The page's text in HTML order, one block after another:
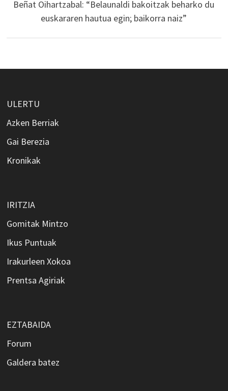
Beñat Oihartzabal: “Belaunaldi bakoitzak beharko du
euskararen hautua egin; baikorra naiz”
ULERTU
Azken Berriak
Gai Berezia
Kronikak
IRITZIA
Gomitak Mintzo
Ikus Puntuak
Irakurleen Xokoa
Prentsa Agiriak
EZTABAIDA
Forum
Galdera batez